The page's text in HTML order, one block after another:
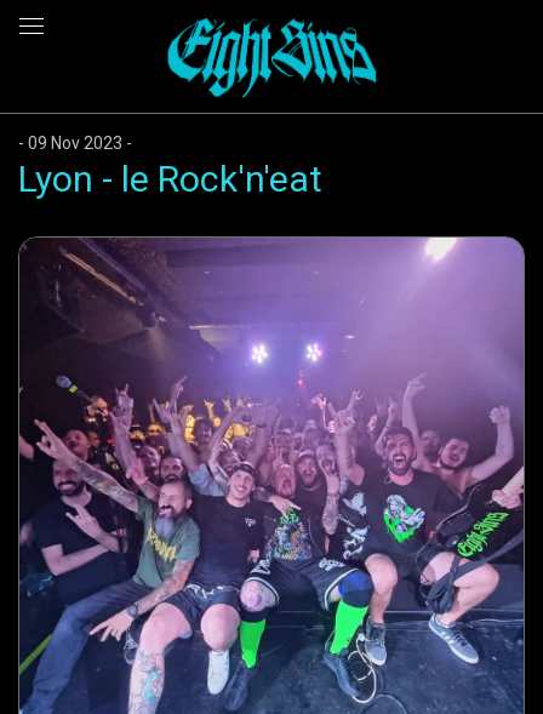
09 Nov 2023
Lyon - le Rock'n'eat